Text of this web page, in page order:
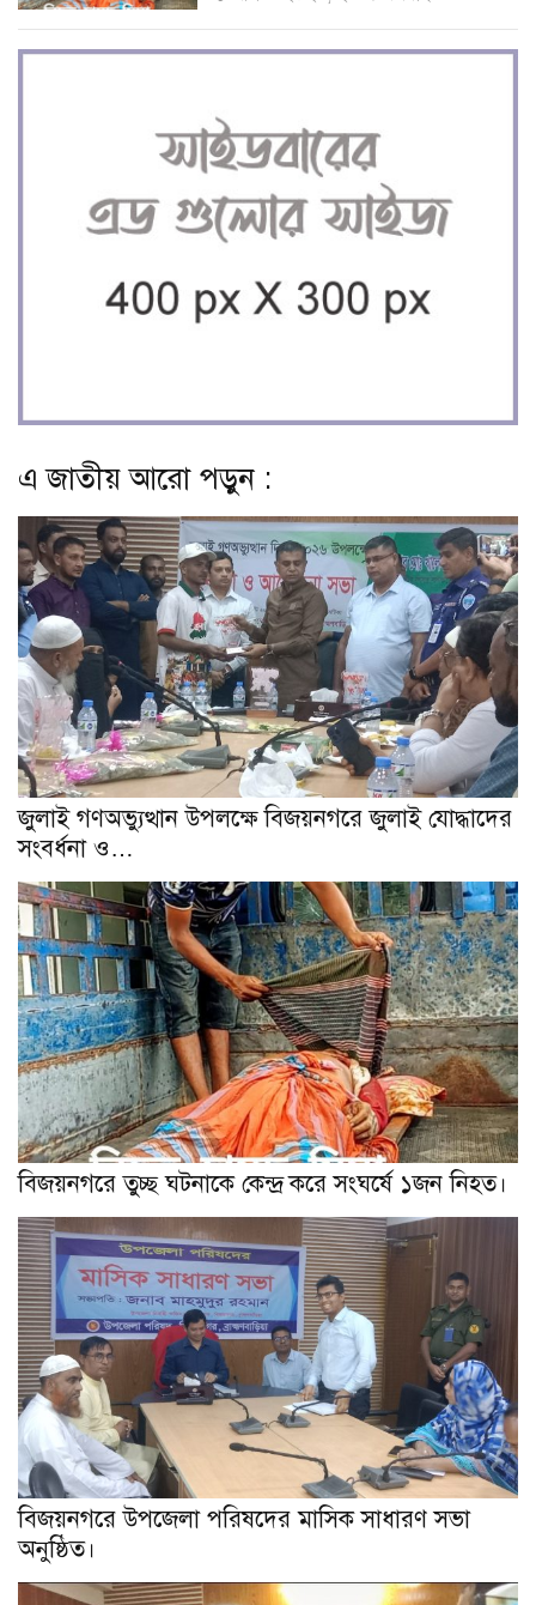
এ জাতীয় আরো পড়ুন :
জুলাই গণঅভ্যুত্থান উপলক্ষে বিজয়নগরে জুলাই যোদ্ধাদের
সংবর্ধনা ও…
বিজয়নগরে তুচ্ছ ঘটনাকে কেন্দ্র করে সংঘর্ষে ১জন নিহত।
বিজয়নগরে উপজেলা পরিষদের মাসিক সাধারণ সভা
অনুষ্ঠিত।